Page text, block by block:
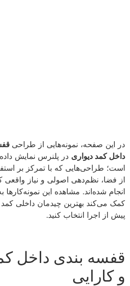
در این صفحه، نمونه‌هایی از طراحی
داخل کمد دیواری در پلنرس نمایش
است؛ طراحی‌هایی که با تمرکز بر
از فضا، نظم‌دهی اصولی و نیاز واقعی
انجام شده‌اند. مشاهده این نمونه‌کارها
کمک می‌کند بهترین چیدمان داخلی کمد
پیش از اجرا انتخاب کنید.
قفسه بندی داخل
و کارایی